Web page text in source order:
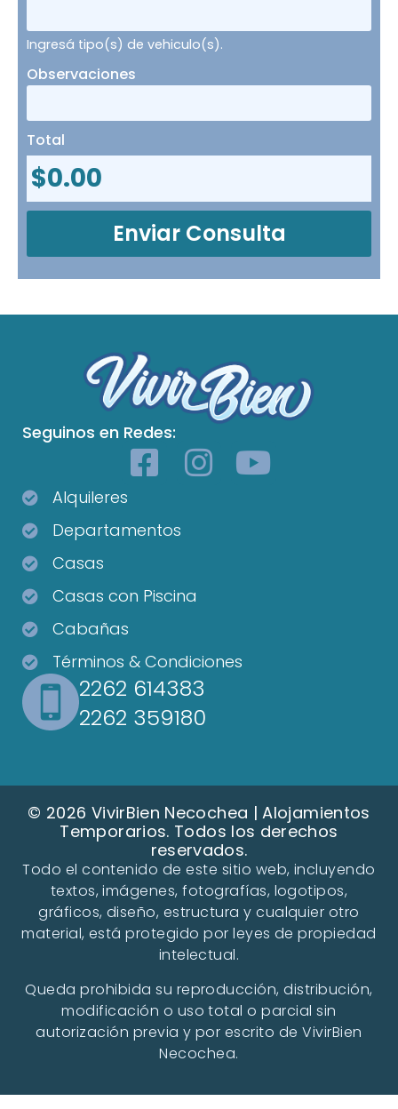
Ingresá tipo(s) de vehiculo(s).
Observaciones
Total
$0.00
Enviar Consulta
Seguinos en Redes:
Alquileres
Departamentos
Casas
Casas con Piscina
Cabañas
Términos & Condiciones
2262 614383
2262 359180
© 2026 VivirBien Necochea | Alojamientos
Temporarios. Todos los derechos
reservados.
Todo el contenido de este sitio web, incluyendo
textos, imágenes, fotografías, logotipos,
gráficos, diseño, estructura y cualquier otro
material, está protegido por leyes de propiedad
intelectual.
Queda prohibida su reproducción, distribución,
modificación o uso total o parcial sin
autorización previa y por escrito de VivirBien
Necochea.